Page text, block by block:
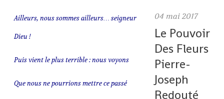
Ailleurs, nous sommes ailleurs… seigneur
Dieu !
Puis vient le plus terrible : nous voyons
Que nous ne pourrions mettre ce passé
04 mai 2017
Le Pouvoir
Des Fleurs
Pierre-
Joseph
Redouté